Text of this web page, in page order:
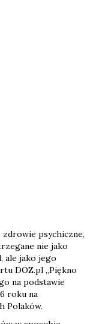
zdrowie psychiczne,
nie jako
ale jako jego
DOZ.pl „Piękno
na podstawie
roku na
Polaków.